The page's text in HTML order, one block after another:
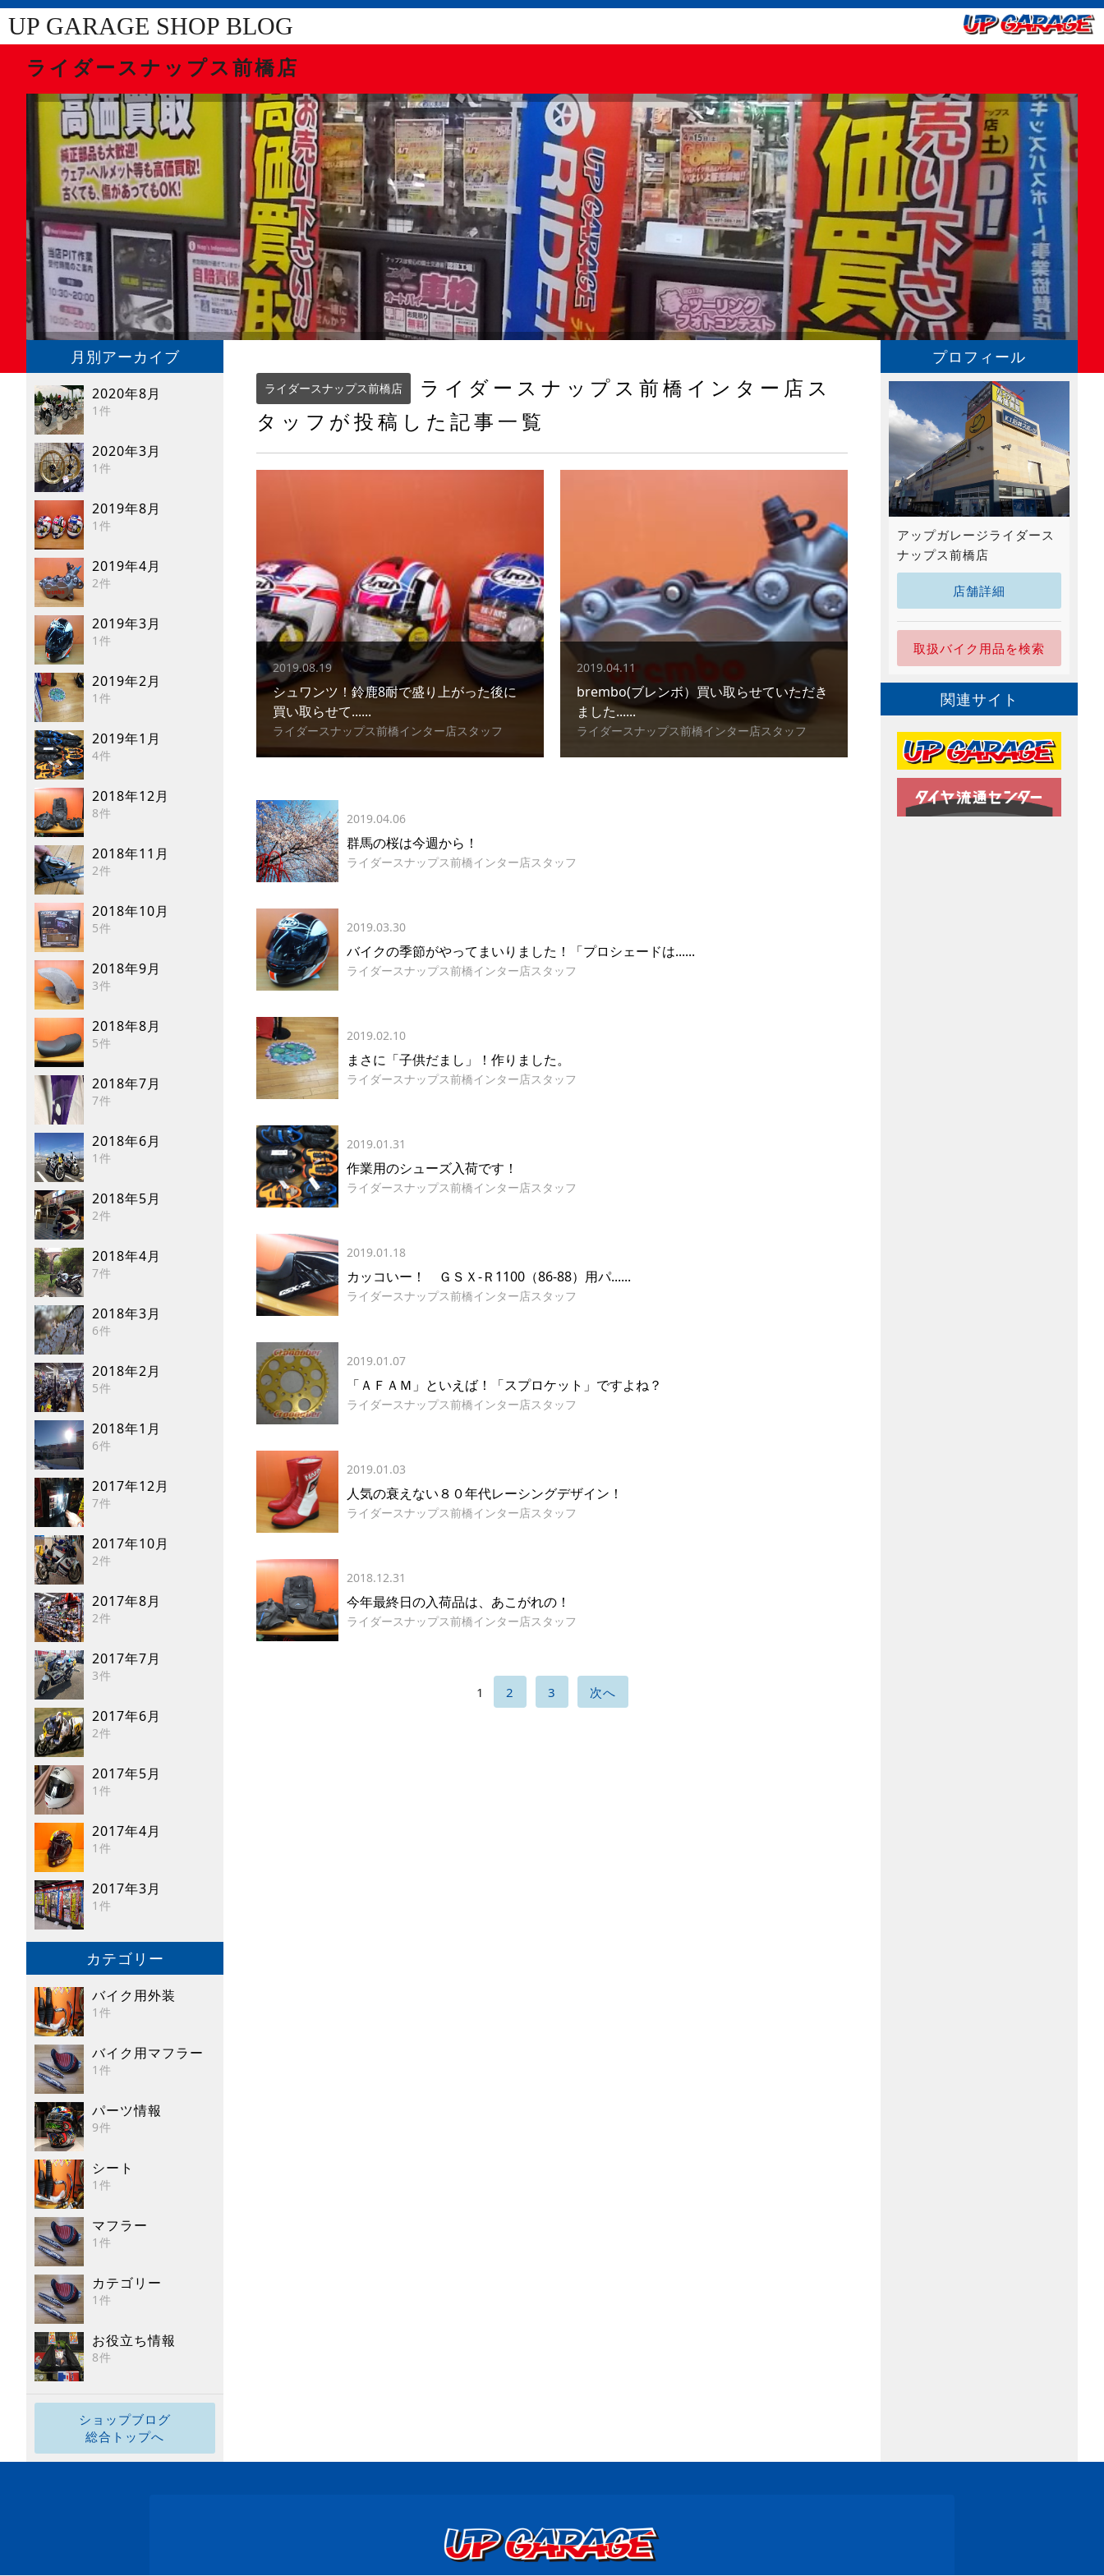
UP GARAGE SHOP BLOG
ライダースナップス前橋店
月別アーカイブ
2020年8月
1件
2020年3月
1件
2019年8月
1件
2019年4月
2件
2019年3月
1件
2019年2月
1件
2019年1月
4件
2018年12月
8件
2018年11月
2件
2018年10月
5件
2018年9月
3件
2018年8月
5件
2018年7月
7件
2018年6月
1件
2018年5月
2件
2018年4月
7件
2018年3月
6件
2018年2月
5件
2018年1月
6件
2017年12月
7件
2017年10月
2件
2017年8月
2件
2017年7月
3件
2017年6月
2件
2017年5月
1件
2017年4月
1件
2017年3月
1件
カテゴリー
バイク用外装
1件
バイク用マフラー
1件
パーツ情報
9件
シート
1件
マフラー
1件
カテゴリー
1件
お役立ち情報
8件
ショップブログ
総合トップへ
ライダースナップス前橋店
ライダースナップス前橋インター店ス
タッフが投稿した記事一覧
2019.08.19
シュワンツ！鈴鹿8耐で盛り上がった後に
買い取らせて......
ライダースナップス前橋インター店スタッフ
2019.04.11
brembo(ブレンボ）買い取らせていただき
ました......
ライダースナップス前橋インター店スタッフ
2019.04.06
群馬の桜は今週から！
ライダースナップス前橋インター店スタッフ
2019.03.30
バイクの季節がやってまいりました！「プロシェードは......
ライダースナップス前橋インター店スタッフ
2019.02.10
まさに「子供だまし」！作りました。
ライダースナップス前橋インター店スタッフ
2019.01.31
作業用のシューズ入荷です！
ライダースナップス前橋インター店スタッフ
2019.01.18
カッコいー！ ＧＳＸ-Ｒ1100（86-88）用パ......
ライダースナップス前橋インター店スタッフ
2019.01.07
「ＡＦＡＭ」といえば！「スプロケット」ですよね？
ライダースナップス前橋インター店スタッフ
2019.01.03
人気の衰えない８０年代レーシングデザイン！
ライダースナップス前橋インター店スタッフ
2018.12.31
今年最終日の入荷品は、あこがれの！
ライダースナップス前橋インター店スタッフ
1 2 3 次へ
プロフィール
アップガレージライダース
ナップス前橋店
店舗詳細
取扱バイク用品を検索
関連サイト